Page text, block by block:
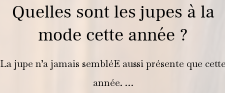
Quelles sont les jupes à la
mode cette année ?
La jupe n’a jamais sembléE aussi présente que
année. …